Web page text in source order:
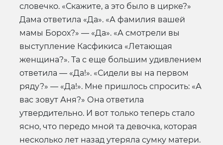
словечко. «Скажите, а это было в цирке?»
Дама ответила «Да». «А фамилия вашей
мамы Борох?» — «Да». «А смотрели вы
выступление Касфикиса «Летающая
женщина?». Та с еще большим удивлением
ответила — «Да!». «Сидели вы на первом
ряду?» — «Да!». Мне пришлось спросить: «А
вас зовут Аня?» Она ответила
утвердительно. И вот только теперь стало
ясно, что передо мной та девочка, которая
несколько лет назад утеряла сумку матери.